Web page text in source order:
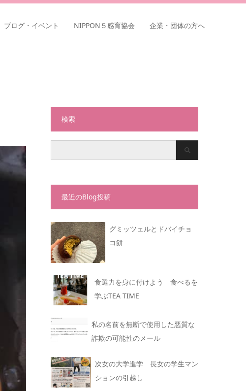
ブログ・イベント NIPPON５感育協会 企業・団体の方へ
検索
最近のBlog投稿
グミッツェルとドバイチョ
コ餅
食選力を身に付けよう 食べるを
学ぶTEA TIME
私の名前を無断で使用した悪質な
詐欺の可能性のメール
次女の大学進学 長女の学生マン
ションの引越し